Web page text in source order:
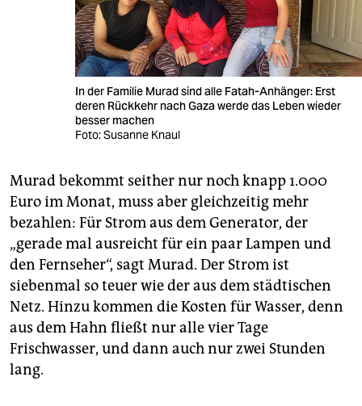
In der Familie Murad sind alle Fatah-Anhänger: Erst
deren Rückkehr nach Gaza werde das Leben wieder
besser machen
Foto: Susanne Knaul
Murad bekommt seither nur noch knapp 1.000
Euro im Monat, muss aber gleichzeitig mehr
bezahlen: Für Strom aus dem Generator, der
„gerade mal ausreicht für ein paar Lampen und
den Fernseher“, sagt Murad. Der Strom ist
siebenmal so teuer wie der aus dem städtischen
Netz. Hinzu kommen die Kosten für Wasser, denn
aus dem Hahn fließt nur alle vier Tage
Frischwasser, und dann auch nur zwei Stunden
lang.